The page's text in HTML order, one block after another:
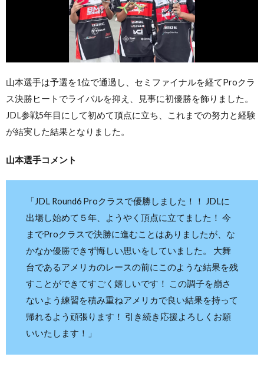
山本選手は予選を1位で通過し、セミファイナルを経てProクラ
ス決勝ヒートでライバルを抑え、見事に初優勝を飾りました。
JDL参戦5年目にして初めて頂点に立ち、これまでの努力と経験
が結実した結果となりました。
山本選手コメント
「JDL Round6 Proクラスで優勝しました！！ JDLに
出場し始めて５年、ようやく頂点に立てました！ 今
までProクラスで決勝に進むことはありましたが、な
かなか優勝できず悔しい思いをしていました。 大舞
台であるアメリカのレースの前にこのような結果を残
すことができてすごく嬉しいです！ この調子を崩さ
ないよう練習を積み重ねアメリカで良い結果を持って
帰れるよう頑張ります！ 引き続き応援よろしくお願
いいたします！」